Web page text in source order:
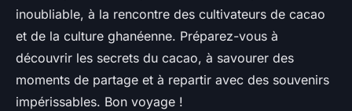
inoubliable, à la rencontre des cultivateurs de cacao
et de la culture ghanéenne. Préparez-vous à
découvrir les secrets du cacao, à savourer des
moments de partage et à repartir avec des souvenirs
impérissables. Bon voyage !